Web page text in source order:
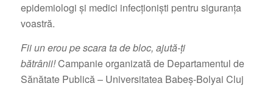
epidemiologi și medici infecţioniști pentru siguranţa
voastră.
Fii un erou pe scara ta de bloc, ajută-ți
bătrânii!Campanie organizată de Departamentul de
Sănătate Publică – Universitatea Babeș-Bolyai Cluj